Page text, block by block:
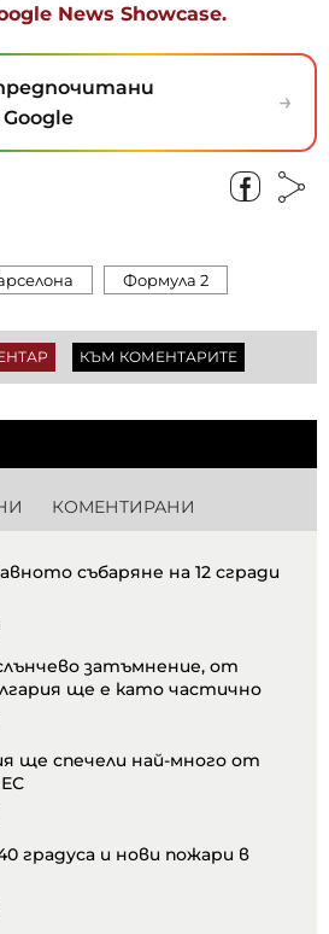
News Showcase.
→
Формула 2
КЪМ КОМЕНТАРИТЕ
КОМЕНТИРАНИ
събаряне на 12 сгради
затъмнение, от
ще е като частично
ще спечели най-много от
градуса и нови пожари в